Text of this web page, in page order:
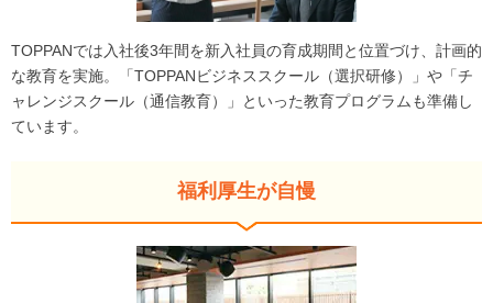
TOPPANでは入社後3年間を新入社員の育成期間と位置づけ、計画的
な教育を実施。「TOPPANビジネススクール（選択研修）」や「チ
ャレンジスクール（通信教育）」といった教育プログラムも準備し
ています。
福利厚生が自慢